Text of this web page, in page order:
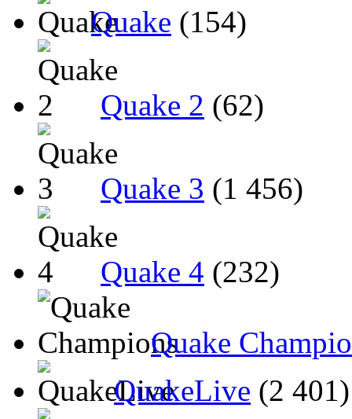
Quake (154)
Quake 2 (62)
Quake 3 (1 456)
Quake 4 (232)
Quake
QuakeLive (2 401)